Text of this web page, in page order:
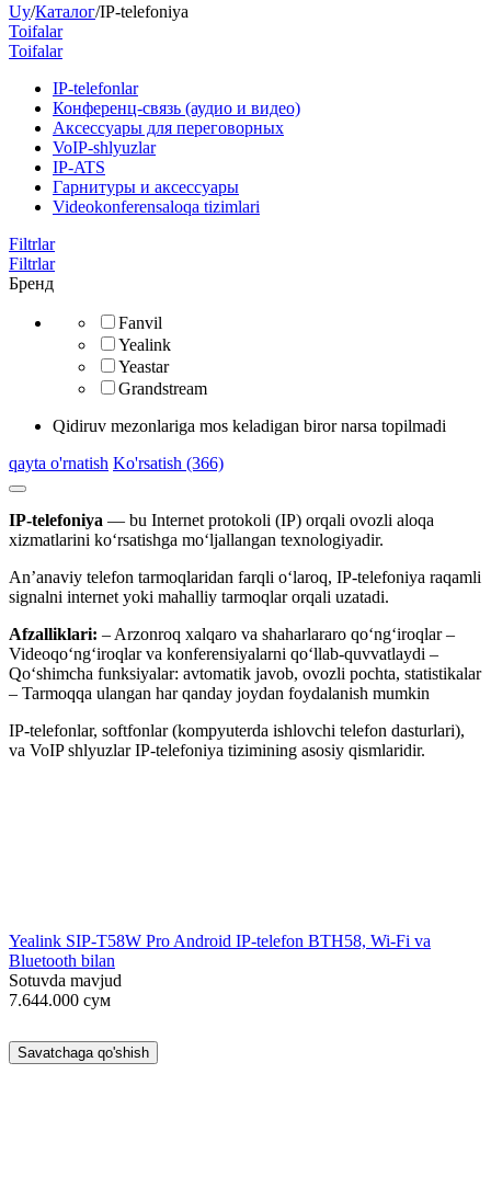
Uy/Каталог/IP-telefoniya
Toifalar
Toifalar
​IP-telefonlar
Конференц-связь (аудио и видео)
Аксессуары для переговорных
VoIP-shlyuzlar
IP-ATS
Гарнитуры и аксессуары
Videokonferensaloqa tizimlari
Filtrlar
Filtrlar
Бренд
Fanvil
Yealink
Yeastar
Grandstream
Qidiruv mezonlariga mos keladigan biror narsa topilmadi
qayta o'rnatish Ko'rsatish (366)
IP-telefoniya — bu Internet protokoli (IP) orqali ovozli aloqa
xizmatlarini ko‘rsatishga mo‘ljallangan texnologiyadir.
An’anaviy telefon tarmoqlaridan farqli o‘laroq, IP-telefoniya raqamli
signalni internet yoki mahalliy tarmoqlar orqali uzatadi.
Afzalliklari: – Arzonroq xalqaro va shaharlararo qo‘ng‘iroqlar –
Videoqo‘ng‘iroqlar va konferensiyalarni qo‘llab-quvvatlaydi –
Qo‘shimcha funksiyalar: avtomatik javob, ovozli pochta, statistikalar
– Tarmoqqa ulangan har qanday joydan foydalanish mumkin
IP-telefonlar, softfonlar (kompyuterda ishlovchi telefon dasturlari),
va VoIP shlyuzlar IP-telefoniya tizimining asosiy qismlaridir.
Yealink SIP-T58W Pro Android IP-telefon BTH58, Wi-Fi va
Bluetooth bilan
Sotuvda mavjud
7.644.000 сум
Savatchaga qo'shish